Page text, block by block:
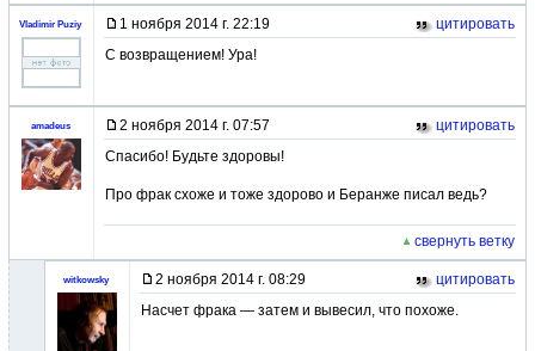
Vladimir Puziy 1 ноября 2014 г. 22:19
цитировать
С возвращением! Ура!
amadeus 2 ноября 2014 г. 07:57
цитировать
Спасибо! Будьте здоровы!
Про фрак схоже и тоже здорово и Беранже писал ведь?
свернуть ветку
witkowsky 2 ноября 2014 г. 08:29
цитировать
Насчет фрака — затем и вывесил, что похоже.